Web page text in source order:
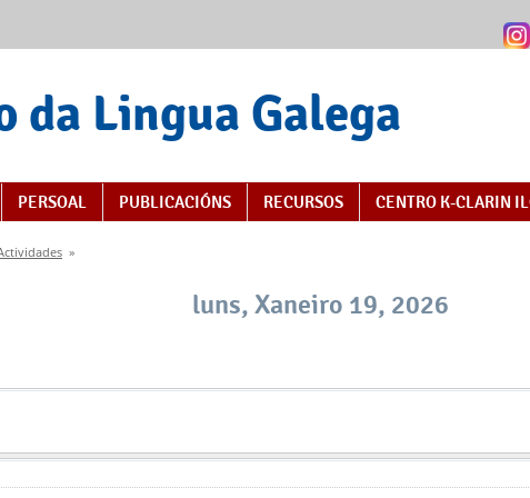
Lingua Galega
PERSOAL PUBLICACIÓNS RECURSOS CENTRO K-CLARIN
está aquí
»
luns, Xaneiro 19, 2026